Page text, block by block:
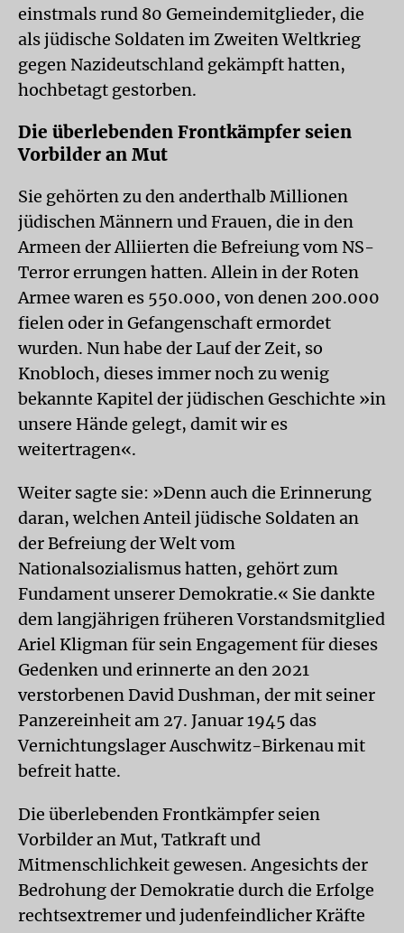
einstmals rund 80 Gemeindemitglieder, die
als jüdische Soldaten im Zweiten Weltkrieg
gegen Nazideutschland gekämpft hatten,
hochbetagt gestorben.
Die überlebenden Frontkämpfer seien
Vorbilder an Mut
Sie gehörten zu den anderthalb Millionen
jüdischen Männern und Frauen, die in den
Armeen der Alliierten die Befreiung vom NS-
Terror errungen hatten. Allein in der Roten
Armee waren es 550.000, von denen 200.000
fielen oder in Gefangenschaft ermordet
wurden. Nun habe der Lauf der Zeit, so
Knobloch, dieses immer noch zu wenig
bekannte Kapitel der jüdischen Geschichte »in
unsere Hände gelegt, damit wir es
weitertragen«.
Weiter sagte sie: »Denn auch die Erinnerung
daran, welchen Anteil jüdische Soldaten an
der Befreiung der Welt vom
Nationalsozialismus hatten, gehört zum
Fundament unserer Demokratie.« Sie dankte
dem langjährigen früheren Vorstandsmitglied
Ariel Kligman für sein Engagement für dieses
Gedenken und erinnerte an den 2021
verstorbenen David Dushman, der mit seiner
Panzereinheit am 27. Januar 1945 das
Vernichtungslager Auschwitz-Birkenau mit
befreit hatte.
Die überlebenden Frontkämpfer seien
Vorbilder an Mut, Tatkraft und
Mitmenschlichkeit gewesen. Angesichts der
Bedrohung der Demokratie durch die Erfolge
rechtsextremer und judenfeindlicher Kräfte